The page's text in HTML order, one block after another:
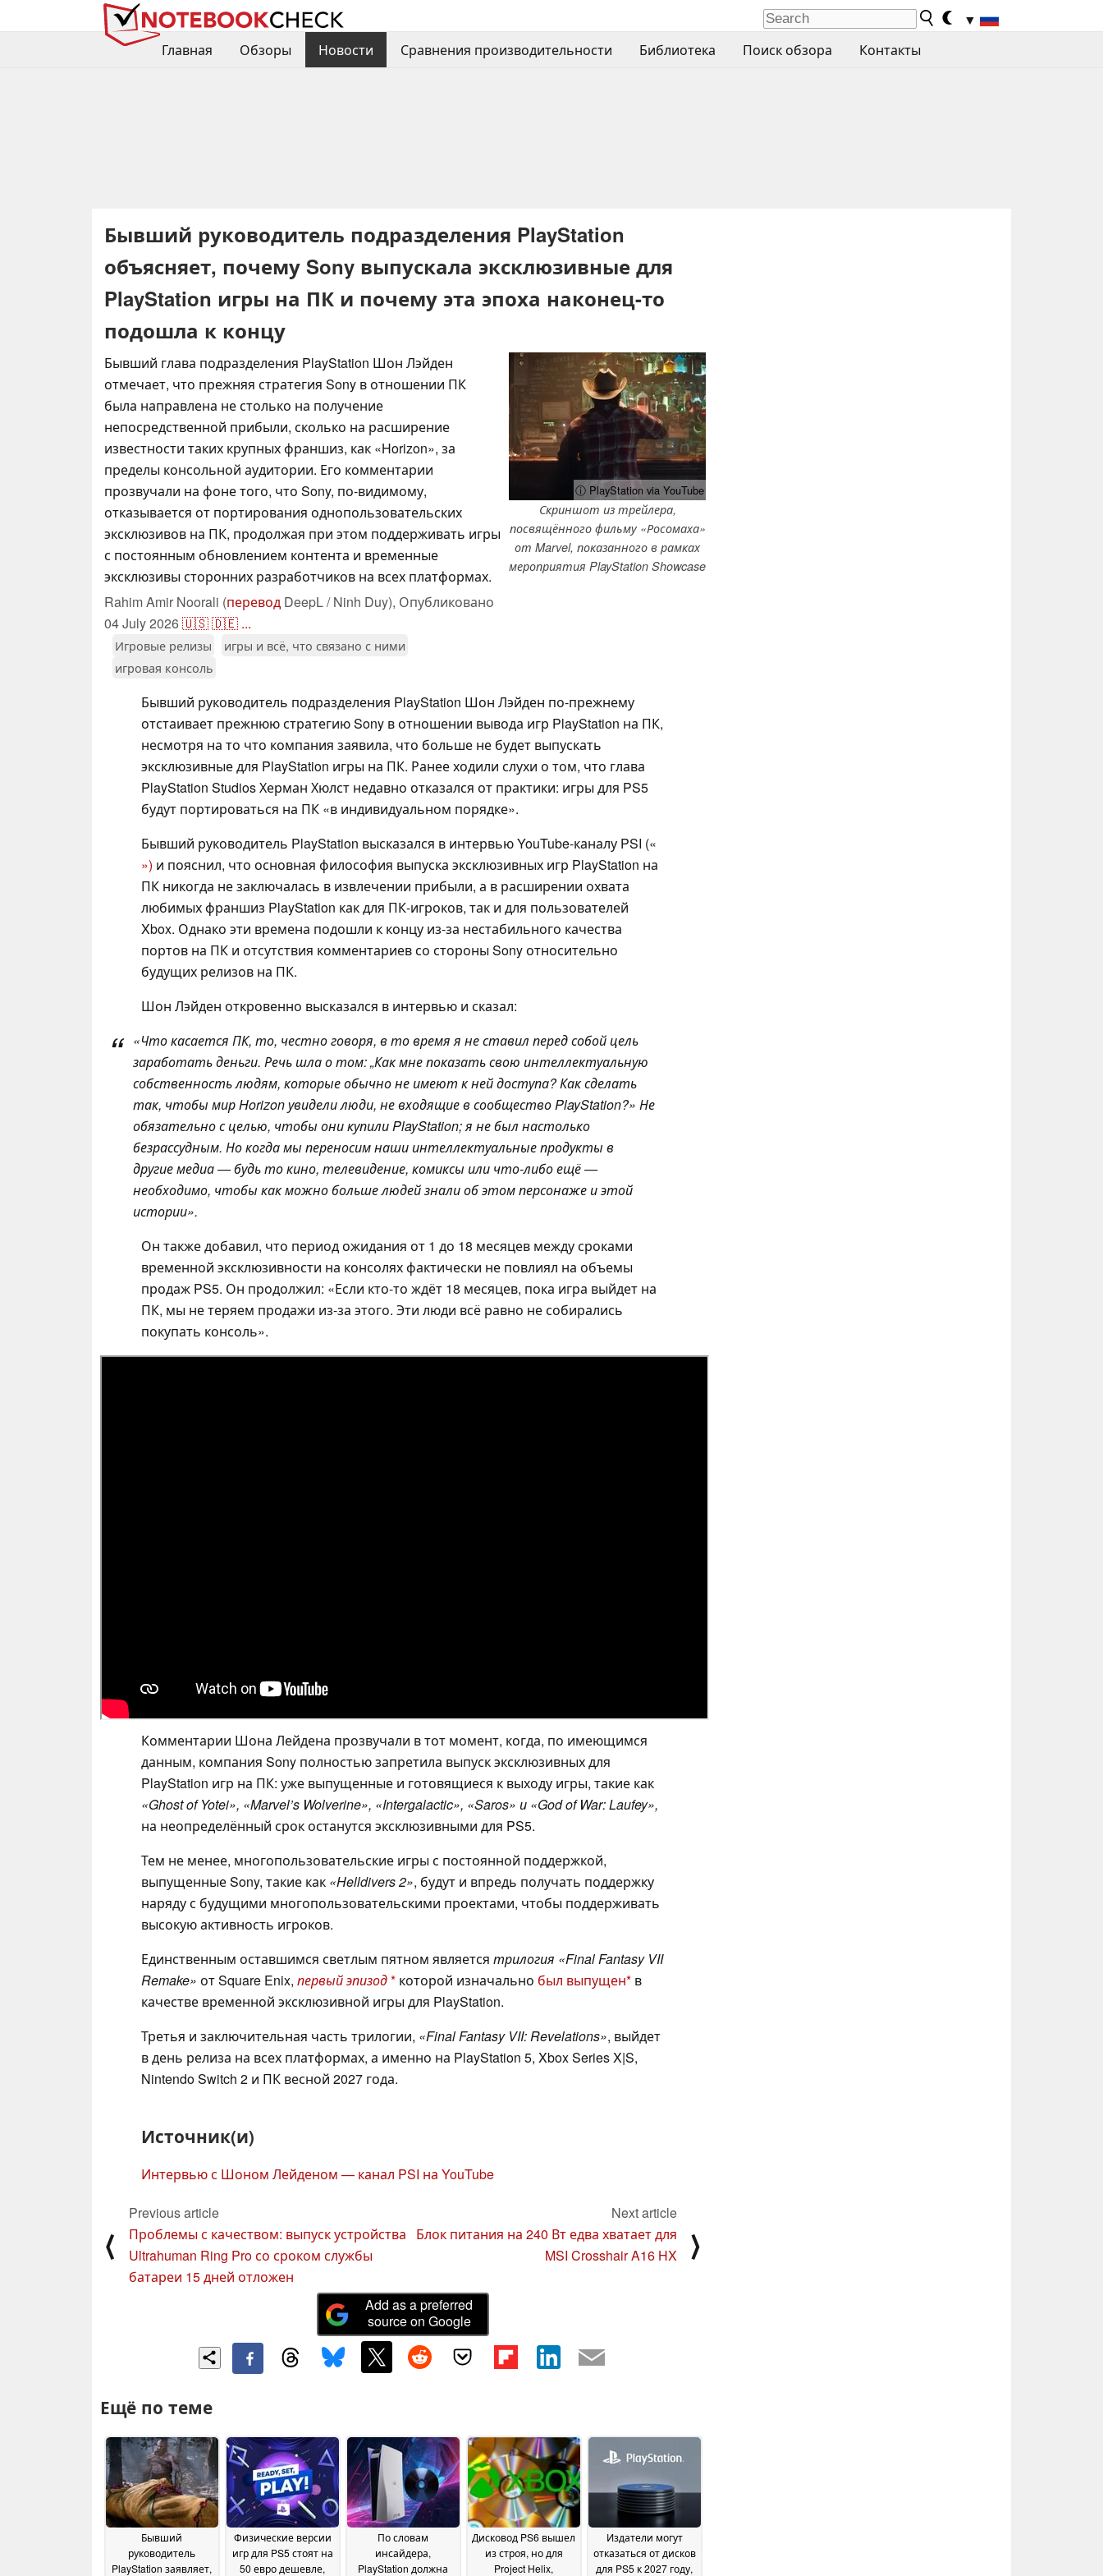
▼
Главная
Обзоры Новости Сравнения производительности Библиотека Поиск обзора Контакты
Бывший руководитель подразделения PlayStation
объясняет, почему Sony выпускала эксклюзивные для
PlayStation игры на ПК и почему эта эпоха наконец-то
подошла к концу
ⓘ PlayStation via YouTube
Скриншот из трейлера,
посвящённого фильму «Росомаха»
от Marvel, показанного в рамках
мероприятия PlayStation Showcase
Бывший глава подразделения PlayStation Шон Лэйден
отмечает, что прежняя стратегия Sony в отношении ПК
была направлена не столько на получение
непосредственной прибыли, сколько на расширение
известности таких крупных франшиз, как «Horizon», за
пределы консольной аудитории. Его комментарии
прозвучали на фоне того, что Sony, по-видимому,
отказывается от портирования однопользовательских
эксклюзивов на ПК, продолжая при этом поддерживать игры
с постоянным обновлением контента и временные
эксклюзивы сторонних разработчиков на всех платформах.
Rahim Amir Noorali (перевод DeepL / Ninh Duy), Опубликовано
04 July 2026🇺🇸🇩🇪 ...
Игровые релизы
игры и всё, что связано с ними
игровая консоль
Бывший руководитель подразделения PlayStation Шон Лэйден по-прежнему
отстаивает прежнюю стратегию Sony в отношении вывода игр PlayStation на ПК,
несмотря на то что компания заявила, что больше не будет выпускать
эксклюзивные для PlayStation игры на ПК. Ранее ходили слухи о том, что глава
PlayStation Studios Херман Хюлст недавно отказался от практики: игры для PS5
будут портироваться на ПК «в индивидуальном порядке».
Бывший руководитель PlayStation высказался в интервью YouTube-каналу PSI («
») и пояснил, что основная философия выпуска эксклюзивных игр PlayStation на
ПК никогда не заключалась в извлечении прибыли, а в расширении охвата
любимых франшиз PlayStation как для ПК-игроков, так и для пользователей
Xbox. Однако эти времена подошли к концу из-за нестабильного качества
портов на ПК и отсутствия комментариев со стороны Sony относительно
будущих релизов на ПК.
Шон Лэйден откровенно высказался в интервью и сказал:
«Что касается ПК, то, честно говоря, в то время я не ставил перед собой цель
заработать деньги. Речь шла о том: „Как мне показать свою интеллектуальную
собственность людям, которые обычно не имеют к ней доступа? Как сделать
так, чтобы мир Horizon увидели люди, не входящие в сообщество PlayStation?» Не
обязательно с целью, чтобы они купили PlayStation; я не был настолько
безрассудным. Но когда мы переносим наши интеллектуальные продукты в
другие медиа — будь то кино, телевидение, комиксы или что-либо ещё —
необходимо, чтобы как можно больше людей знали об этом персонаже и этой
истории».
Он также добавил, что период ожидания от 1 до 18 месяцев между сроками
временной эксклюзивности на консолях фактически не повлиял на объемы
продаж PS5. Он продолжил: «Если кто-то ждёт 18 месяцев, пока игра выйдет на
ПК, мы не теряем продажи из-за этого. Эти люди всё равно не собирались
покупать консоль».
Комментарии Шона Лейдена прозвучали в тот момент, когда, по имеющимся
данным, компания Sony полностью запретила выпуск эксклюзивных для
PlayStation игр на ПК: уже выпущенные и готовящиеся к выходу игры, такие как
«Ghost of Yotei», «Marvel’s Wolverine», «Intergalactic», «Saros» и «God of War: Laufey»,
на неопределённый срок останутся эксклюзивными для PS5.
Тем не менее, многопользовательские игры с постоянной поддержкой,
выпущенные Sony, такие как «Helldivers 2», будут и впредь получать поддержку
наряду с будущими многопользовательскими проектами, чтобы поддерживать
высокую активность игроков.
Единственным оставшимся светлым пятном является трилогия «Final Fantasy VII
Remake» от Square Enix, первый эпизод которой изначально был выпущен в
качестве временной эксклюзивной игры для PlayStation.
Третья и заключительная часть трилогии, «Final Fantasy VII: Revelations», выйдет
в день релиза на всех платформах, а именно на PlayStation 5, Xbox Series X|S,
Nintendo Switch 2 и ПК весной 2027 года.
Источник(и)
Интервью с Шоном Лейденом — канал PSI на YouTube
⟨
Previous article
Проблемы с качеством: выпуск устройства
Ultrahuman Ring Pro со сроком службы
батареи 15 дней отложен
Next article
Блок питания на 240 Вт едва хватает для
MSI Crosshair A16 HX
⟩
Add as a preferred
source on Google
Ещё по теме
Бывший
руководитель
PlayStation заявляет,
Физические версии
игр для PS5 стоят на
50 евро дешевле,
По словам
инсайдера,
PlayStation должна
Дисковод PS6 вышел
из строя, но для
Project Helix,
Издатели могут
отказаться от дисков
для PS5 к 2027 году,